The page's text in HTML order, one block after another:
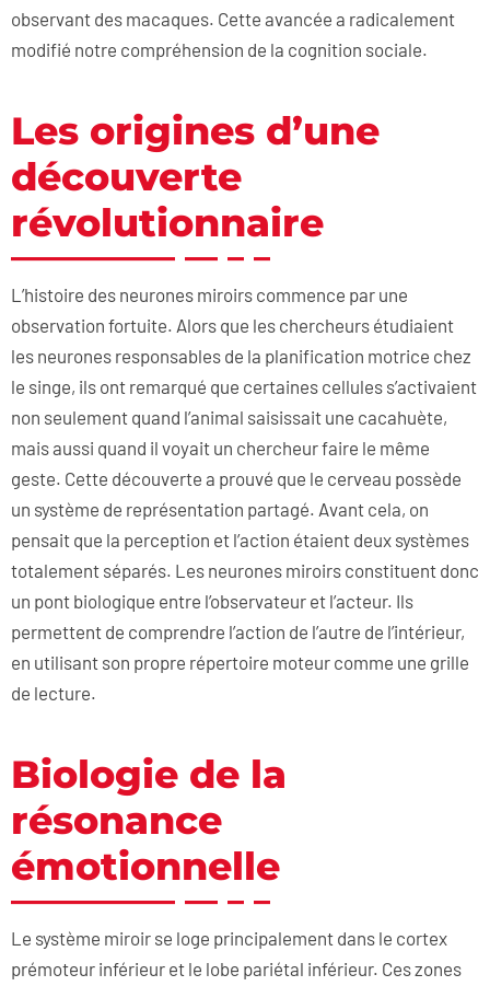
observant des macaques. Cette avancée a radicalement
modifié notre compréhension de la cognition sociale.
Les origines d’une
découverte
révolutionnaire
L’histoire des neurones miroirs commence par une
observation fortuite. Alors que les chercheurs étudiaient
les neurones responsables de la planification motrice chez
le singe, ils ont remarqué que certaines cellules s’activaient
non seulement quand l’animal saisissait une cacahuète,
mais aussi quand il voyait un chercheur faire le même
geste. Cette découverte a prouvé que le cerveau possède
un système de représentation partagé. Avant cela, on
pensait que la perception et l’action étaient deux systèmes
totalement séparés. Les neurones miroirs constituent donc
un pont biologique entre l’observateur et l’acteur. Ils
permettent de comprendre l’action de l’autre de l’intérieur,
en utilisant son propre répertoire moteur comme une grille
de lecture.
Biologie de la
résonance
émotionnelle
Le système miroir se loge principalement dans le cortex
prémoteur inférieur et le lobe pariétal inférieur. Ces zones